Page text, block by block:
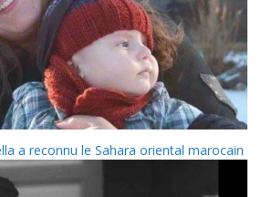
a reconnu le Sahara oriental marocain